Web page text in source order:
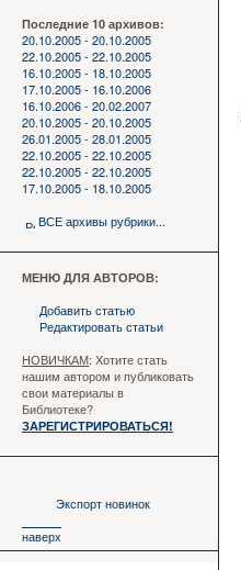
Последние 10 архивов:
20.10.2005 - 20.10.2005
22.10.2005 - 22.10.2005
16.10.2005 - 18.10.2005
17.10.2005 - 16.10.2006
16.10.2006 - 20.02.2007
20.10.2005 - 20.10.2005
26.01.2005 - 28.01.2005
22.10.2005 - 22.10.2005
22.10.2005 - 22.10.2005
17.10.2005 - 18.10.2005
ВСЕ архивы рубрики...
МЕНЮ ДЛЯ АВТОРОВ:
Добавить статью
Редактировать статьи
НОВИЧКАМ: Хотите стать
нашим автором и публиковать
свои материалы в
Библиотеке?
ЗАРЕГИСТРИРОВАТЬСЯ!
Экспорт новинок
наверх